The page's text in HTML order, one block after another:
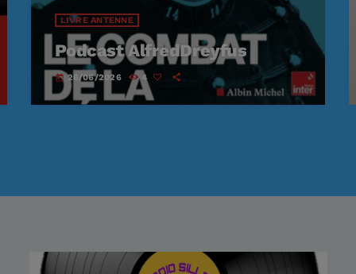
ELVIS
LISTE COMPLÈTE
US Top 1960
2
3
ROCCO
LIVRE ANTENNE
Podcast AlfredDreyfus
today 26/06/2026 4